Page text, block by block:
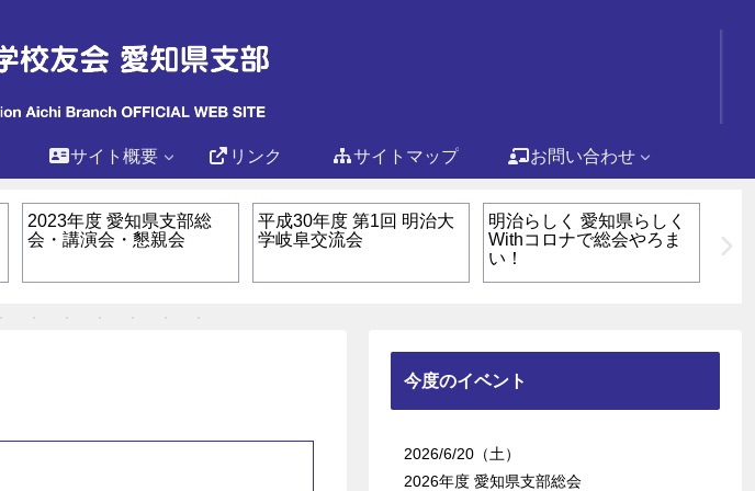
サイト概要 リンク サイトマップ お問い合わせ
2023年度 愛知県支部総
会・講演会・懇親会
平成30年度 第1回 明治大
学岐阜交流会
明治らしく 愛知県らしく
Withコロナで総会やろま
い！
ン
今度のイベント
2026/6/20（土）
2026年度 愛知県支部総会